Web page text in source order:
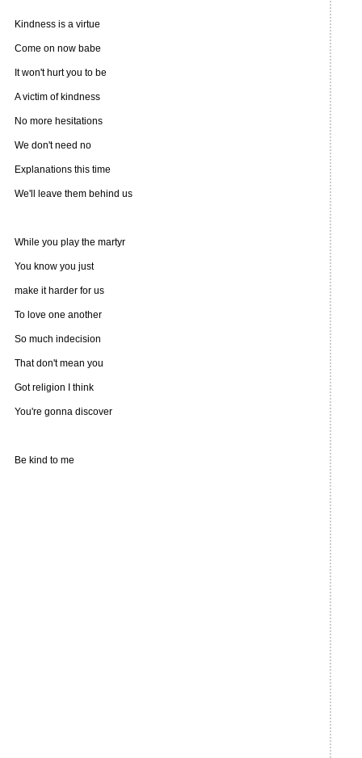
Kindness is a virtue
Come on now babe
It won't hurt you to be
A victim of kindness
No more hesitations
We don't need no
Explanations this time
We'll leave them behind us
While you play the martyr
You know you just
make it harder for us
To love one another
So much indecision
That don't mean you
Got religion I think
You're gonna discover
Be kind to me